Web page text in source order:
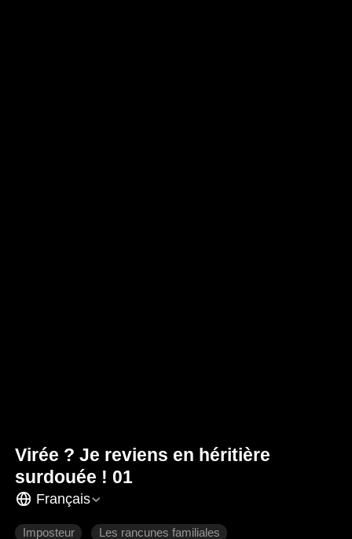
Virée ? Je reviens en héritière
surdouée ! 01
Français
Imposteur Les rancunes familiales